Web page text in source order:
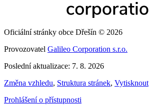
Oficiální stránky obce Dřešín © 2026
Provozovatel Galileo Corporation s.r.o.
Poslední aktualizace: 7. 8. 2026
Změna vzhledu, Struktura stránek, Vytisknout
Prohlášení o přístupnosti